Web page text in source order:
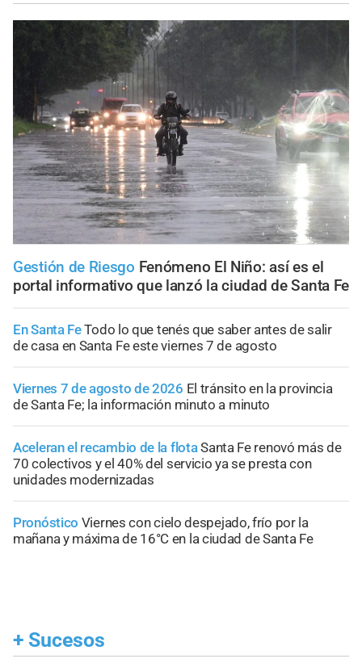
Gestión de Riesgo Fenómeno El Niño: así es el
portal informativo que lanzó la ciudad de Santa Fe
En Santa FeTodo lo que tenés que saber antes de salir
de casa en Santa Fe este viernes 7 de agosto
Viernes 7 de agosto de 2026 El tránsito en la provincia
de Santa Fe; la información minuto a minuto
Aceleran el recambio de la flotaSanta Fe renovó más de
70 colectivos y el 40% del servicio ya se presta con
unidades modernizadas
Pronóstico Viernes con cielo despejado, frío por la
mañana y máxima de 16°C en la ciudad de Santa Fe
+ Sucesos